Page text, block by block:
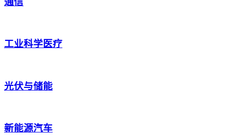
工业科学医疗
光伏与储能
新能源汽车